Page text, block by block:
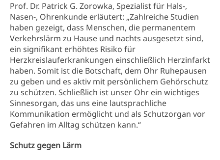
Prof. Dr. Patrick G. Zorowka, Spezialist für Hals-,
Nasen-, Ohrenkunde erläutert: „Zahlreiche Studien
haben gezeigt, dass Menschen, die permanentem
Verkehrslärm zu Hause und nachts ausgesetzt sind,
ein signifikant erhöhtes Risiko für
Herzkreislauferkrankungen einschließlich Herzinfarkt
haben. Somit ist die Botschaft, dem Ohr Ruhepausen
zu geben und es aktiv mit persönlichem Gehörschutz
zu schützen. Schließlich ist unser Ohr ein wichtiges
Sinnesorgan, das uns eine lautsprachliche
Kommunikation ermöglicht und als Schutzorgan vor
Gefahren im Alltag schützen kann.“
Schutz gegen Lärm